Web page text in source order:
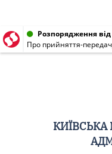
Розпорядження
Про прийняття-